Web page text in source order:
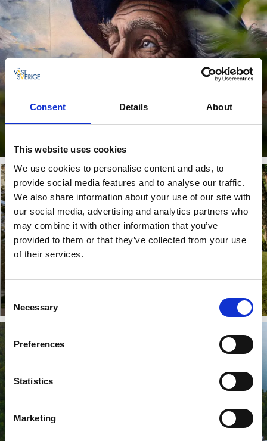
Consent Details About
This website uses cookies
We use cookies to personalise content and ads, to
provide social media features and to analyse our traffic.
We also share information about your use of our site with
our social media, advertising and analytics partners who
may combine it with other information that you’ve
provided to them or that they’ve collected from your use
of their services.
Consent
Selection
Necessary
Preferences
Statistics
Marketing
ARTSCAPE Vänersborg
Weiterlesen
Weiterlesen